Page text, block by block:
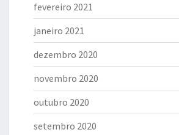
fevereiro 2021
janeiro 2021
dezembro 2020
novembro 2020
outubro 2020
setembro 2020